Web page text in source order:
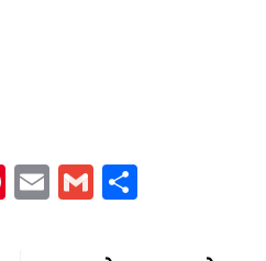
Pinterest
EmailGmail